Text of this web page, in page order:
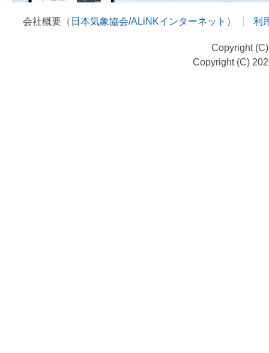
会社概要（ 日本気象協会/ALiNKインターネット ） 利
Copyright
Copyright (C)